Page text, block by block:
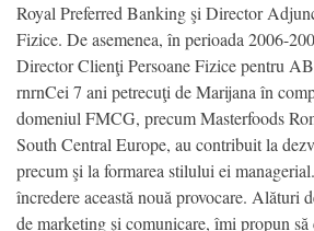
Royal Preferred Banking şi Director
Fizice. De asemenea, în perioada 2006-
Director Clienţi Persoane Fizice pentru
rnrnCei 7 ani petrecuţi de Marijana în
domeniul FMCG, precum Masterfoods
South Central Europe, au contribuit la
precum şi la formarea stilului ei
încredere această nouă provocare. Alături
de marketing şi comunicare, îmi propun